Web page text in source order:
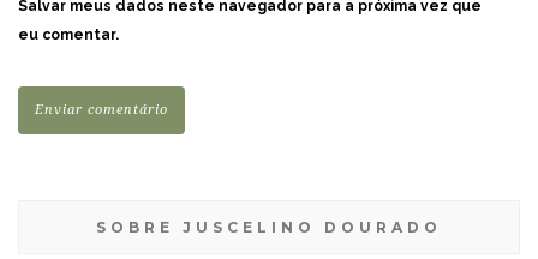
Salvar meus dados neste navegador para a próxima vez que
eu comentar.
SOBRE JUSCELINO DOURADO